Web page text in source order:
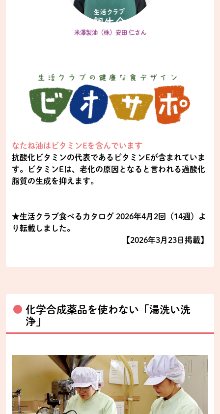
米澤製油（株）安田 仁さん
なたね油はビタミンEを含んでいます
抗酸化ビタミンの代表であるビタミンEが含まれていま
す。ビタミンEは、老化の原因となると言われる過酸化
脂質の生成を抑えます。
★生活クラブ食べるカタログ 2026年4月2回（14週）よ
り転載しました。
【2026年3月23日掲載】
化学合成薬品を使わない「湯洗い洗
浄」